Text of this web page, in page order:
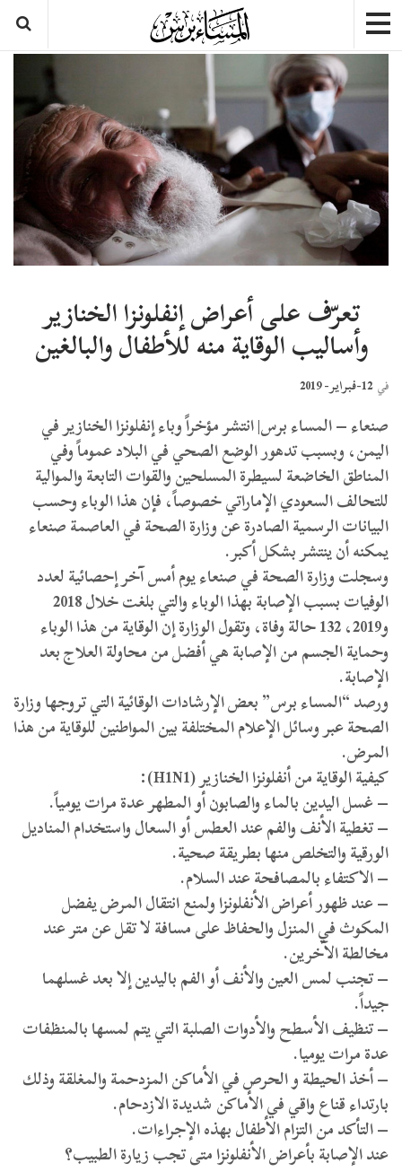
تعرّف على أعراض إنفلونزا الخنازير
وأساليب الوقاية منه للأطفال والبالغين
في 12-فبراير- 2019
صنعاء – المساء برس| انتشر مؤخراً وباء إنفلونزا الخنازير في
اليمن، وبسبب تدهور الوضع الصحي في البلاد عموماً وفي
المناطق الخاضعة لسيطرة المسلحين والقوات التابعة والموالية
للتحالف السعودي الإماراتي خصوصاً، فإن هذا الوباء وحسب
البيانات الرسمية الصادرة عن وزارة الصحة في العاصمة صنعاء
يمكنه أن ينتشر بشكل أكبر.
وسجلت وزارة الصحة في صنعاء يوم أمس آخر إحصائية لعدد
الوفيات بسبب الإصابة بهذا الوباء والتي بلغت خلال 2018
و2019، 132 حالة وفاة، وتقول الوزارة إن الوقاية من هذا الوباء
وحماية الجسم من الإصابة هي أفضل من محاولة العلاج بعد
الإصابة.
ورصد “المساء برس” بعض الإرشادات الوقائية التي تروجها وزارة
الصحة عبر وسائل الإعلام المختلفة بين المواطنين للوقاية من هذا
المرض.
كيفية الوقاية من أنفلونزا الخنازير (H1N1):
– غسل اليدين بالماء والصابون أو المطهر عدة مرات يومياً.
– تغطية الأنف والفم عند العطس أو السعال واستخدام المناديل
الورقية والتخلص منها بطريقة صحية.
– الاكتفاء بالمصافحة عند السلام.
– عند ظهور أعراض الأنفلونزا ولمنع انتقال المرض يفضل
المكوث في المنزل والحفاظ على مسافة لا تقل عن متر عند
مخالطة الآخرين.
– تجنب لمس العين والأنف أو الفم باليدين إلا بعد غسلهما
جيداً.
– تنظيف الأسطح والأدوات الصلبة التي يتم لمسها بالمنظفات
عدة مرات يوميا.
– أخذ الحيطة و الحرص في الأماكن المزدحمة والمغلقة وذلك
بارتداء قناع واقي في الأماكن شديدة الازدحام.
– التأكد من التزام الأطفال بهذه الإجراءات.
عند الإصابة بأعراض الأنفلونزا متى تجب زيارة الطبيب؟